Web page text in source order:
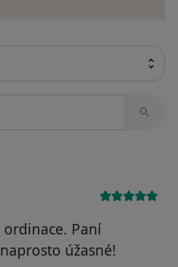
Paní
úžasné!